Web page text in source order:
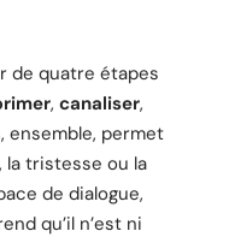
de quatre étapes
, canaliser,
ensemble, permet
tristesse ou la
de dialogue,
qu’il n’est ni